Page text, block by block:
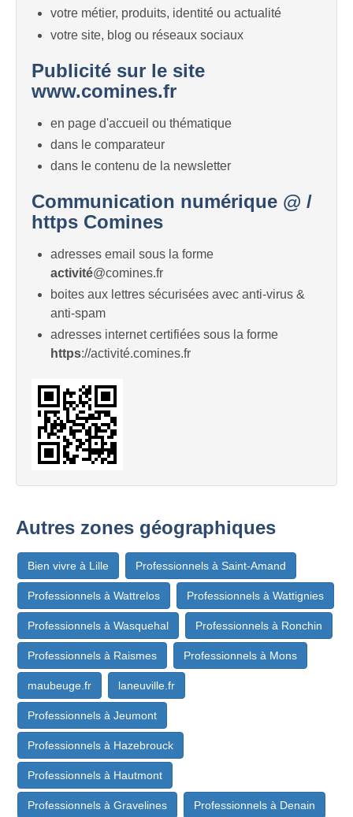
votre métier, produits, identité ou actualité
votre site, blog ou réseaux sociaux
Publicité sur le site
www.comines.fr
en page d'accueil ou thématique
dans le comparateur
dans le contenu de la newsletter
Communication numérique @ /
https Comines
adresses email sous la forme
activité@comines.fr
boites aux lettres sécurisées avec anti-virus &
anti-spam
adresses internet certifiées sous la forme
https://activité.comines.fr
Autres zones géographiques
Bien vivre à Lille Professionnels à Saint-Amand
Professionnels à Wattrelos Professionnels à Wattignies
Professionnels à Wasquehal Professionnels à Ronchin
Professionnels à Raismes Professionnels à Mons
maubeuge.fr laneuville.fr
Professionnels à Jeumont
Professionnels à Hazebrouck
Professionnels à Hautmont
Professionnels à Gravelines Professionnels à Denain